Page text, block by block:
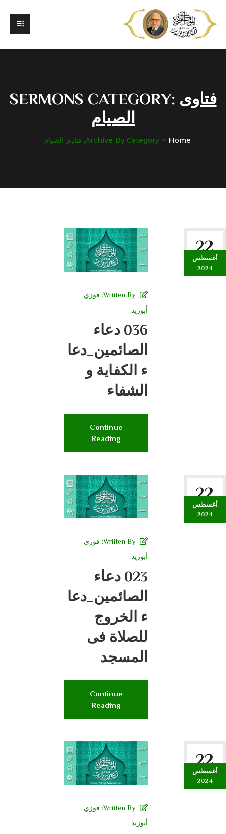
SERMONS CATEGORY: فتاوى
الصيام
Home Archive By Category, فتاوى الصيام
22
أغسطس
2024
Wriiten By: فوزي
أبوزيد
036 دعاء
الصائمين_دعا
ء الكفاية و
الشفاء
Continue
Reading
22
أغسطس
2024
Wriiten By: فوزي
أبوزيد
023 دعاء
الصائمين_دعا
ء الخروج
للصلاة فى
المسجد
Continue
Reading
22
أغسطس
2024
Wriiten By: فوزي
أبوزيد